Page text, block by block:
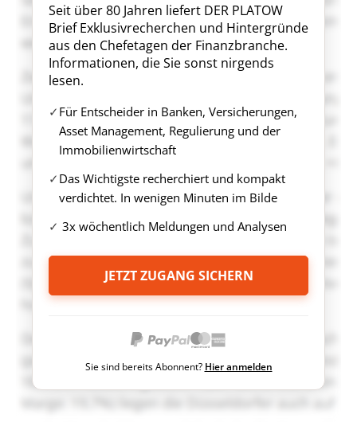
Seit über 80 Jahren liefert DER PLATOW
Brief Exklusivrecherchen und Hintergründe
aus den Chefetagen der Finanzbranche.
Informationen, die Sie sonst nirgends
lesen.
Für Entscheider in Banken, Versicherungen,
Asset Management, Regulierung und der
Immobilienwirtschaft
Das Wichtigste recherchiert und kompakt
verdichtet. In wenigen Minuten im Bilde
3x wöchentlich Meldungen und Analysen
JETZT ZUGANG SICHERN
Sie sind bereits Abonnent? Hier anmelden